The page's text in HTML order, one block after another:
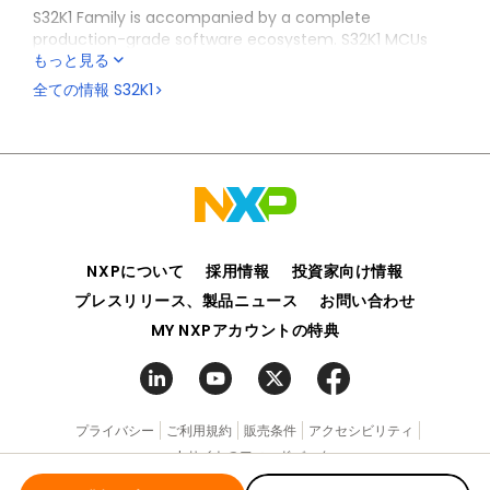
S32K1 Family is accompanied by a complete
production-grade software ecosystem. S32K1 MCUs
feature ultra-low-power operating modes and are
supported by a comprehensive suite of production
both AUTOSAR® and non-AUTOSAR applications.
S32K1 MCUs are available in various package types,
including QFN, LQFP and MAPBGA, providing flexibility in
integration and design.
もっと見る
全ての情報 S32K1
NXPについて 採用情報
投資家向け情報
プレスリリース、製品ニュース
お問い合わせ
MY NXPアカウントの特典
プライバシー ご利用規約 販売条件
アクセシビリティ
webサイトのフィードバック